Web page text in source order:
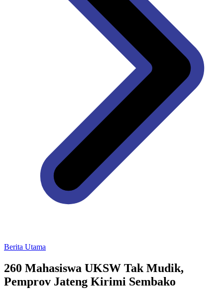
Berita Utama
260 Mahasiswa UKSW Tak Mudik,
Pemprov Jateng Kirimi Sembako